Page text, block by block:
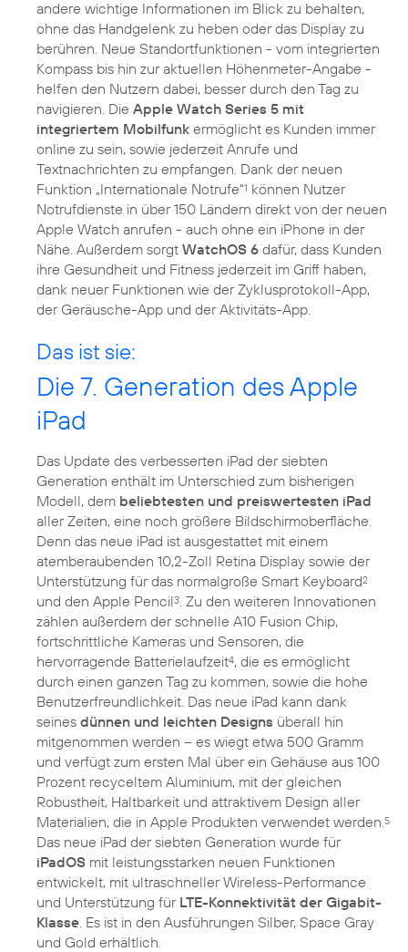
andere wichtige Informationen im Blick zu behalten,
ohne das Handgelenk zu heben oder das Display zu
berühren. Neue Standortfunktionen - vom integrierten
Kompass bis hin zur aktuellen Höhenmeter-Angabe -
helfen den Nutzern dabei, besser durch den Tag zu
navigieren. Die Apple Watch Series 5 mit
integriertem Mobilfunk ermöglicht es Kunden immer
online zu sein, sowie jederzeit Anrufe und
Textnachrichten zu empfangen. Dank der neuen
Funktion „Internationale Notrufe“1 können Nutzer
Notrufdienste in über 150 Ländern direkt von der neuen
Apple Watch anrufen - auch ohne ein iPhone in der
Nähe. Außerdem sorgt WatchOS 6 dafür, dass Kunden
ihre Gesundheit und Fitness jederzeit im Griff haben,
dank neuer Funktionen wie der Zyklusprotokoll-App,
der Geräusche-App und der Aktivitäts-App.
Das ist sie:
Die 7. Generation des Apple
iPad
Das Update des verbesserten iPad der siebten
Generation enthält im Unterschied zum bisherigen
Modell, dem beliebtesten und preiswertesten iPad
aller Zeiten, eine noch größere Bildschirmoberfläche.
Denn das neue iPad ist ausgestattet mit einem
atemberaubenden 10,2-Zoll Retina Display sowie der
Unterstützung für das normalgroße Smart Keyboard2
und den Apple Pencil3 . Zu den weiteren Innovationen
zählen außerdem der schnelle A10 Fusion Chip,
fortschrittliche Kameras und Sensoren, die
hervorragende Batterielaufzeit4, die es ermöglicht
durch einen ganzen Tag zu kommen, sowie die hohe
Benutzerfreundlichkeit. Das neue iPad kann dank
seines dünnen und leichten Designs überall hin
mitgenommen werden – es wiegt etwa 500 Gramm
und verfügt zum ersten Mal über ein Gehäuse aus 100
Prozent recyceltem Aluminium, mit der gleichen
Robustheit, Haltbarkeit und attraktivem Design aller
Materialien, die in Apple Produkten verwendet werden. 5
Das neue iPad der siebten Generation wurde für
iPadOS mit leistungsstarken neuen Funktionen
entwickelt, mit ultraschneller Wireless-Performance
und Unterstützung für LTE-Konnektivität der Gigabit-
Klasse . Es ist in den Ausführungen Silber, Space Gray
und Gold erhältlich.